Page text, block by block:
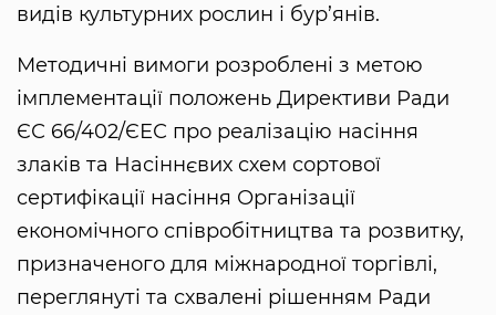
видів культурних рослин і бур’янів.
Методичні вимоги розроблені з метою
імплементації положень Директиви Ради
ЄС 66/402/ЄЕС про реалізацію насіння
злаків та Насіннєвих схем сортової
сертифікації насіння Організації
економічного співробітництва та розвитку,
призначеного для міжнародної торгівлі,
переглянуті та схвалені рішенням Ради